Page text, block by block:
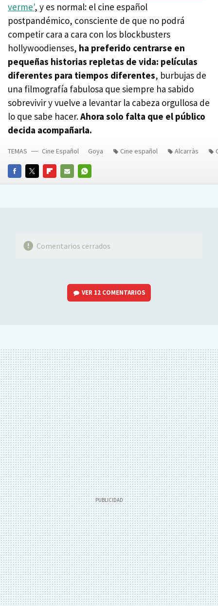
verme', y es normal: el cine español
postpandémico, consciente de que no podrá
competir cara a cara con los blockbusters
hollywoodienses, ha preferido centrarse en
pequeñas historias repletas de vida: películas
diferentes para tiempos diferentes, burbujas de
una filmografía fabulosa que siempre ha sabido
sobrevivir y vuelve a levantar la cabeza orgullosa de
lo que sabe hacer.Ahora solo falta que el público
decida acompañarla.
FACEBOOKTWITTERFLIPBOARD
E-
WHATSAPP
TEMAS Cine Español Goya Cine español Alcarràs
Comentarios cerrados
VER 12 COMENTARIOS